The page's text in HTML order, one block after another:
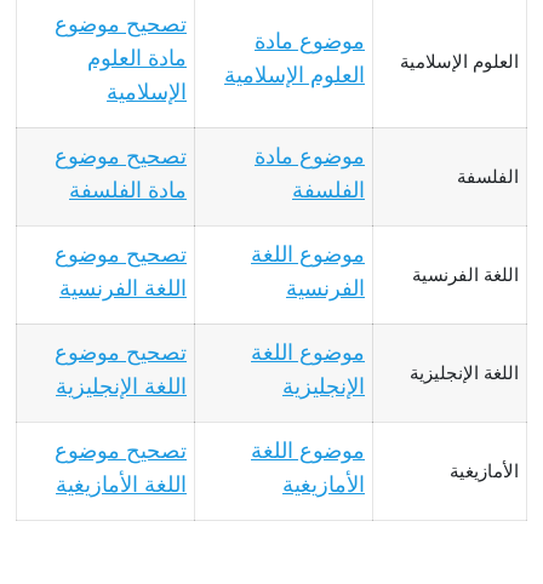
العلوم الإسلامية
موضوع مادة
العلوم الإسلامية
تصحيح موضوع
مادة العلوم
الإسلامية
الفلسفة
موضوع مادة
الفلسفة
تصحيح موضوع
مادة الفلسفة
اللغة الفرنسية
موضوع اللغة
الفرنسية
تصحيح موضوع
اللغة الفرنسية
اللغة الإنجليزية
موضوع اللغة
الإنجليزية
تصحيح موضوع
اللغة الإنجليزية
الأمازيغية
موضوع اللغة
الأمازيغية
تصحيح موضوع
اللغة الأمازيغية